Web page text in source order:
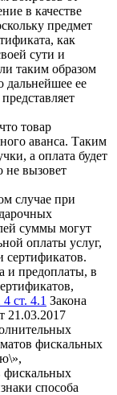
в качестве
предмет
как
сути и
таким образом
дальнейшее ее
товар
аванса. Таким
а оплата будет
не вызовет
случае при
суммы могут
оплаты услуг,
сертификатов.
и предоплаты, в
4 ст. 4.1 Закона
21.03.2017
фискальных
фискальных
способа